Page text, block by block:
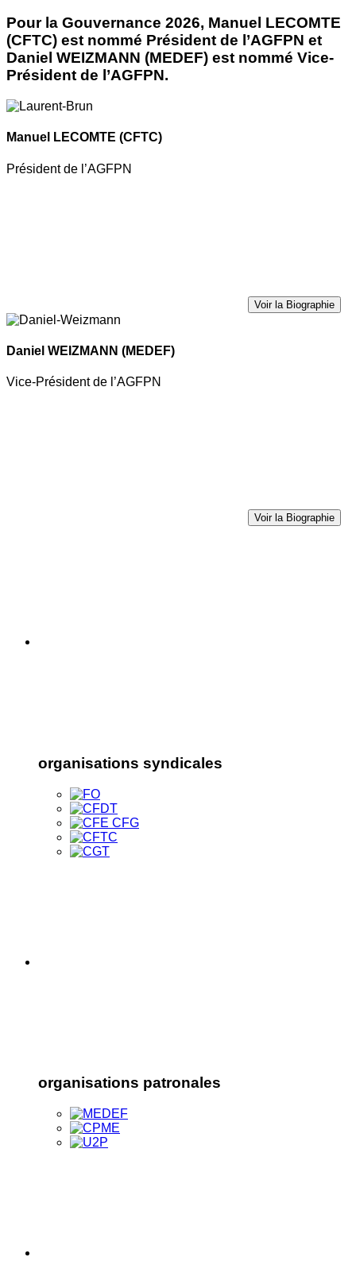
Pour la Gouvernance 2026, Manuel LECOMTE
(CFTC) est nommé Président de l’AGFPN et
Daniel WEIZMANN (MEDEF) est nommé Vice-
Président de l’AGFPN.
Manuel LECOMTE (CFTC)
Président de l’AGFPN
Voir la Biographie
Daniel WEIZMANN (MEDEF)
Vice-Président de l’AGFPN
Voir la Biographie
organisations syndicales
organisations patronales